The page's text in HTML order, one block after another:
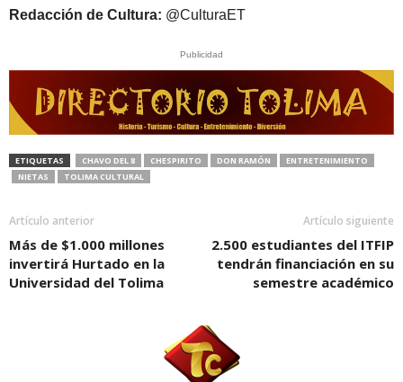
Redacción de Cultura: @CulturaET
Publicidad
ETIQUETAS CHAVO DEL 8 CHESPIRITO DON RAMÓN
ENTRETENIMIENTO
NIETAS
TOLIMA CULTURAL
Artículo anterior
Más de $1.000 millones
invertirá Hurtado en la
Universidad del Tolima
Artículo siguiente
2.500 estudiantes del ITFIP
tendrán financiación en su
semestre académico